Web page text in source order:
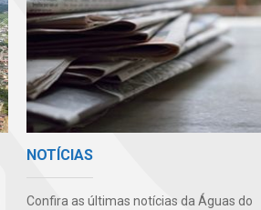
NOTÍCIAS
Confira as últimas notícias da Águas do